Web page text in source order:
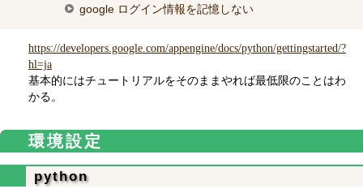
google ログイン情報を記憶しない
https://developers.google.com/appengine/docs/python/gettingstarted/?
hl=ja
基本的にはチュートリアルをそのままやれば最低限のことはわ
かる。
環境設定
python